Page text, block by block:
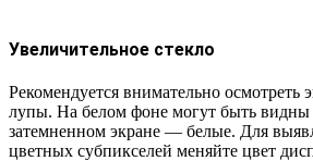
Увеличительное стекло
Рекомендуется внимательно
лупы. На белом фоне могут быть видны
затемненном экране — белые. Для
цветных субпикселей меняйте цвет